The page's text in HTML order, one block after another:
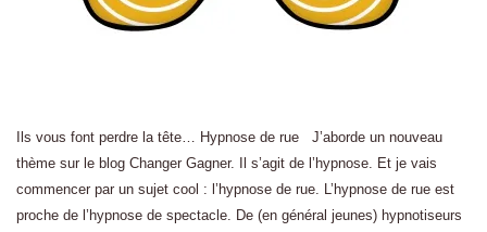
Ils vous font perdre la tête… Hypnose de rue J’aborde un nouveau
thème sur le blog Changer Gagner. Il s’agit de l’hypnose. Et je vais
commencer par un sujet cool : l’hypnose de rue. L’hypnose de rue est
proche de l’hypnose de spectacle. De (en général jeunes) hypnotiseurs